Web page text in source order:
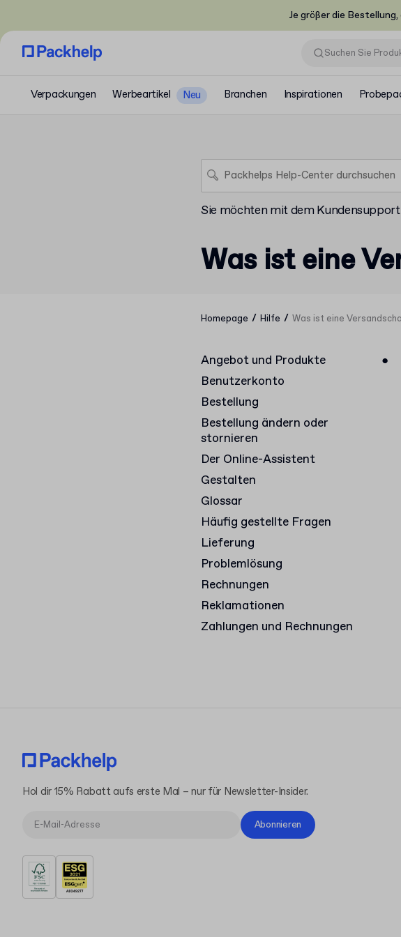
Je größer die
Verpackungen Werbeartikel Neu Branchen Inspirationen
Sie möchten mit dem
Was ist eine
Homepage / Hilfe / Was ist eine
Angebot und Produkte
Benutzerkonto
Bestellung
Bestellung ändern oder
stornieren
Der Online-Assistent
Gestalten
Glossar
Häufig gestellte Fragen
Lieferung
Problemlösung
Rechnungen
Reklamationen
Zahlungen und Rechnungen
●
Hol dir 15% Rabatt aufs erste Mal – nur für Newsletter-Insider.
Abonnieren